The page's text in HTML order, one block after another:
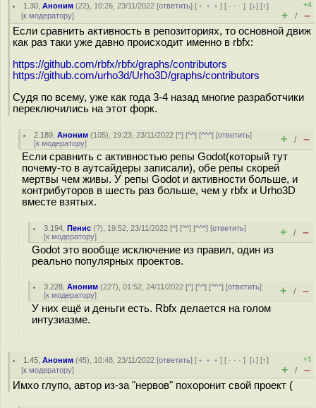
1.30 ,Аноним (22), 10:26, 23/11/2022 [ответить] [ ﹢﹢﹢] [ · · ·][↓] [↑]
[к модератору]
+4
+ / –
Если сравнить активность в репозиториях, то основной движ
как раз таки уже давно происходит именно в rbfx:
https://github.com/rbfx/rbfx/graphs/contributors
https://github.com/urho3d/Urho3D/graphs/contributors
Судя по всему, уже как года 3-4 назад многие разработчики
переключились на этот форк.
2.189 ,Аноним (105), 19:23, 23/11/2022 [^] [^^] [^^^] [ответить]
[к модератору] + / –
Если сравнить с активностью репы Godot(который тут
почему-то в аутсайдеры записали), обе репы скорей
мертвы чем живы. У репы Godot и активности больше, и
контрибуторов в шесть раз больше, чем у rbfx и Urho3D
вместе взятых.
3.194 ,Пенис (?), 19:52, 23/11/2022 [^] [^^] [^^^] [ответить]
[к модератору] + / –
Godot это вообще исключение из правил, один из
реально популярных проектов.
3.228 ,Аноним (227), 01:52, 24/11/2022 [^] [^^] [^^^] [ответить]
[к модератору] + / –
У них ещё и деньги есть. Rbfx делается на голом
интузиазме.
1.45 ,Аноним (45), 10:48, 23/11/2022 [ответить] [ ﹢﹢﹢] [ · · ·][↓] [↑]
[к модератору]
+1
+ / –
Имхо глупо, автор из-за "нервов" похоронит свой проект (